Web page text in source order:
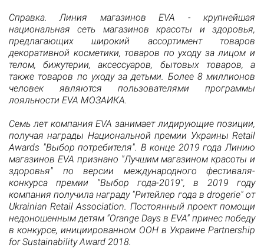
Справка. Линия магазинов EVA - крупнейшая
национальная сеть магазинов красоты и здоровья,
предлагающих широкий ассортимент товаров
декоративной косметики, товаров по уходу за лицом и
телом, бижутерии, аксессуаров, бытовых товаров, а
также товаров по уходу за детьми. Более 8 миллионов
человек являются пользователями программы
лояльности EVA МОЗАИКА.
Семь лет компания EVA занимает лидирующие позиции,
получая награды Национальной премии Украины Retail
Awards "Выбор потребителя". В конце 2019 года Линию
магазинов EVA признано "Лучшим магазином красоты и
здоровья" по версии международного фестиваля-
конкурса премии "Выбор года-2019", в 2019 году
компания получила награду "Ритейлер года в drogerie" от
Ukrainian Retail Association. Постоянный проект помощи
недоношенным детям "Orange Days в EVA" принес победу
в конкурсе, инициированном ООН в Украине Partnership
for Sustainability Award 2018.